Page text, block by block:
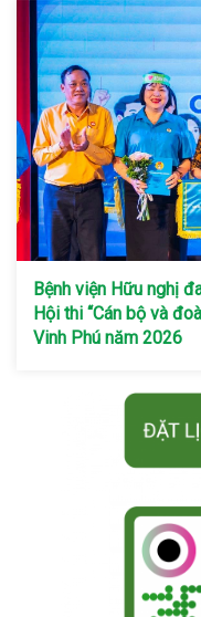
Bệnh viện Hữu nghị
Hội thi “Cán bộ và
Vinh Phú năm 2026